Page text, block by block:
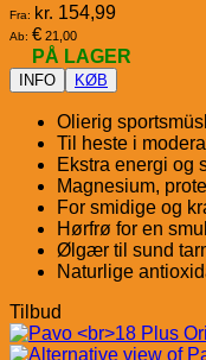
Fra: kr. 154,99
Ab: € 21,00
PÅ LAGER
INFO KØB
Olierig
Til heste i
Ekstra energi og
Magnesium,
For smidige og
Hørfrø for en
Ølgær til sund
Naturlige
Tilbud